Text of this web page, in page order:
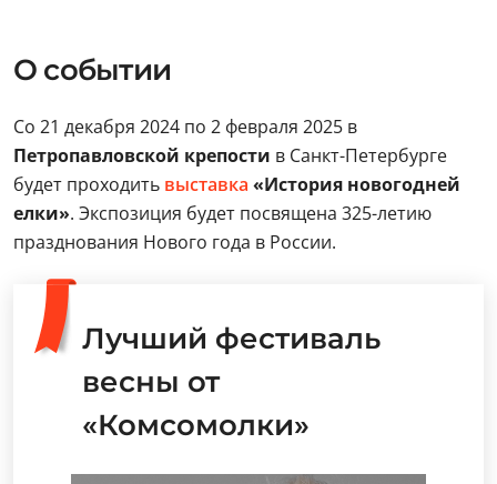
О событии
Со 21 декабря 2024 по 2 февраля 2025 в
Петропавловской крепости в Санкт-Петербурге
будет проходить выставка «История новогодней
елки». Экспозиция будет посвящена 325-летию
празднования Нового года в России.
Лучший фестиваль
весны от
«Комсомолки»